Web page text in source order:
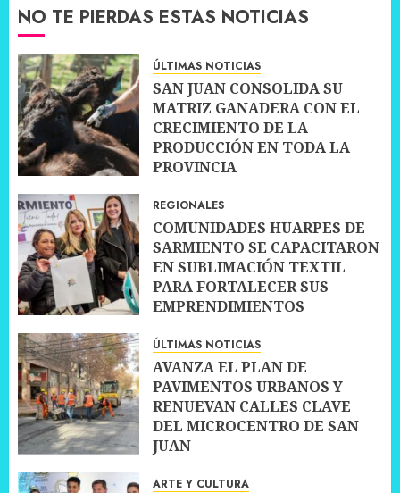
NO TE PIERDAS ESTAS NOTICIAS
ÚLTIMAS NOTICIAS
SAN JUAN CONSOLIDA SU
MATRIZ GANADERA CON EL
CRECIMIENTO DE LA
PRODUCCIÓN EN TODA LA
PROVINCIA
REGIONALES
COMUNIDADES HUARPES DE
SARMIENTO SE CAPACITARON
EN SUBLIMACIÓN TEXTIL
PARA FORTALECER SUS
EMPRENDIMIENTOS
ÚLTIMAS NOTICIAS
AVANZA EL PLAN DE
PAVIMENTOS URBANOS Y
RENUEVAN CALLES CLAVE
DEL MICROCENTRO DE SAN
JUAN
ARTE Y CULTURA